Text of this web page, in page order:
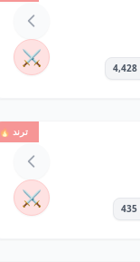
⚔️
ترند 🔥
⚔️